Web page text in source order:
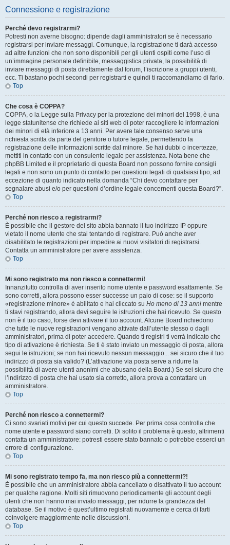
Connessione e registrazione
Perché devo registrarmi?
Potresti non averne bisogno: dipende dagli amministratori se è necessario
registrarsi per inviare messaggi. Comunque, la registrazione ti darà accesso
ad altre funzioni che non sono disponibili per gli utenti ospiti come l’uso di
un’immagine personale definibile, messaggistica privata, la possibilità di
inviare messaggi di posta direttamente dal forum, l’iscrizione a gruppi utenti,
ecc. Ti bastano pochi secondi per registrarti e quindi ti raccomandiamo di farlo.
Top
Che cosa è COPPA?
COPPA, o la Legge sulla Privacy per la protezione dei minori del 1998, è una
legge statunitense che richiede ai siti web di poter raccogliere le informazioni
dei minori di età inferiore a 13 anni. Per avere tale consenso serve una
richiesta scritta da parte del genitore o tutore legale, permettendo la
registrazione delle informazioni scritte dal minore. Se hai dubbi o incertezze,
mettiti in contatto con un consulente legale per assistenza. Nota bene che
phpBB Limited e il proprietario di questa Board non possono fornire consigli
legali e non sono un punto di contatto per questioni legali di qualsiasi tipo, ad
eccezione di quanto indicato nella domanda “Chi devo contattare per
segnalare abusi e/o per questioni d’ordine legale concernenti questa Board?”.
Top
Perché non riesco a registrarmi?
È possibile che il gestore del sito abbia bannato il tuo indirizzo IP oppure
vietato il nome utente che stai tentando di registrare. Può anche aver
disabilitato le registrazioni per impedire ai nuovi visitatori di registrarsi.
Contatta un amministratore per avere assistenza.
Top
Mi sono registrato ma non riesco a connettermi!
Innanzitutto controlla di aver inserito nome utente e password esattamente. Se
sono corretti, allora possono esser successe un paio di cose: se il supporto
«registrazione minore» è abilitato e hai cliccato su Ho meno di 13 anni mentre
ti stavi registrando, allora devi seguire le istruzioni che hai ricevuto. Se questo
non è il tuo caso, forse devi attivare il tuo account. Alcune Board richiedono
che tutte le nuove registrazioni vengano attivate dall’utente stesso o dagli
amministratori, prima di poter accedere. Quando ti registri ti verrà indicato che
tipo di attivazione è richiesta. Se ti è stato inviato un messaggio di posta, allora
segui le istruzioni; se non hai ricevuto nessun messaggio... sei sicuro che il tuo
indirizzo di posta sia valido? (L’attivazione via posta serve a ridurre la
possibilità di avere utenti anonimi che abusano della Board.) Se sei sicuro che
l’indirizzo di posta che hai usato sia corretto, allora prova a contattare un
amministratore.
Top
Perché non riesco a connettermi?
Ci sono svariati motivi per cui questo succede. Per prima cosa controlla che
nome utente e password siano corretti. Di solito il problema è questo, altrimenti
contatta un amministratore: potresti essere stato bannato o potrebbe esserci un
errore di configurazione.
Top
Mi sono registrato tempo fa, ma non riesco più a connettermi?!
È possibile che un amministratore abbia cancellato o disattivato il tuo account
per qualche ragione. Molti siti rimuovono periodicamente gli account degli
utenti che non hanno mai inviato messaggi, per ridurre la grandezza del
database. Se il motivo è quest’ultimo registrati nuovamente e cerca di farti
coinvolgere maggiormente nelle discussioni.
Top